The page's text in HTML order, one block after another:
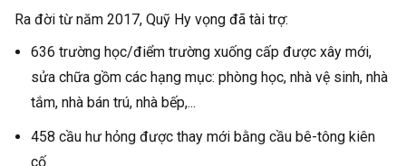
Nguyen Thuy
Duong
Mặt trời
hy vọng
28/7/2026
Mặt trời
hy vọng
28/7/2026 50.000
KKhanh
Ra đời từ năm 2017, Quỹ Hy vọng đã tài trợ:
636 trường học/điểm trường xuống cấp được xây mới,
sửa chữa gồm các hạng mục: phòng học, nhà vệ sinh, nhà
tắm, nhà bán trú, nhà bếp,...
458 cầu hư hỏng được thay mới bằng cầu bê-tông kiên
cố